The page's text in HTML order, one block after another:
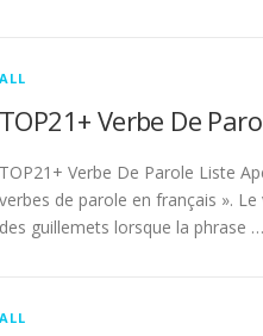
ALL
TOP21+ Verbe De
TOP21+ Verbe De Parole Liste
verbes de parole en français ».
des guillemets lorsque la phrase …
ALL